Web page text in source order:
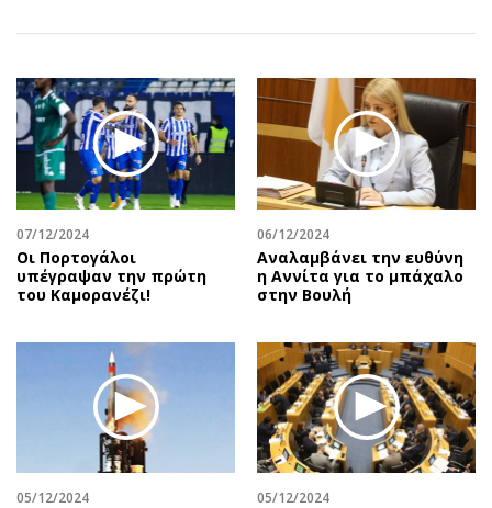
Κληρώσεις Allwyn
Οικονομική
Οικονομία
Real Estate
Επιχειρήσεις
Αγορές
Money Review
AstroBank Properties
Περιβάλλον
Κόσμος
Αυτοκίνηση
Αφιερώματα
Πολιτική
Οικονομία
Γενικά
Αναδρομές
Πρόσωπα
Περιβάλλον
Γυναίκα
Showbiz
Ταξίδια
Συνταγές
Έξοδος
07/12/2024
Οι Πορτογάλοι
υπέγραψαν την πρώτη
του Καμορανέζι!
06/12/2024
Αναλαμβάνει την ευθύνη
η Αννίτα για το μπάχαλο
στην Βουλή
05/12/2024 05/12/2024